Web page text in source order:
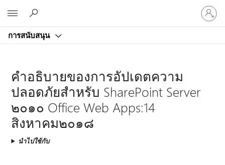
การสนับสนุน
ลงชื่อ
เข้า
บัญชี
คำอธิบายของการอัปเดตความ
ปลอดภัยสำหรับ SharePoint Server
๒๐๑๐ Office Web Apps:14
สิงหาคม๒๐๑๘
นำไปใช้กับ